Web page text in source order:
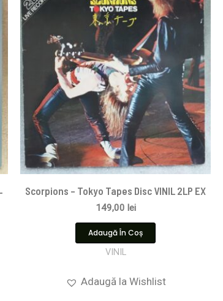
Scorpions ‎– Tokyo Tapes Disc VINIL 2LP EX
149,00 lei
Adaugă În Coș
VINIL
Adaugă la Wishlist